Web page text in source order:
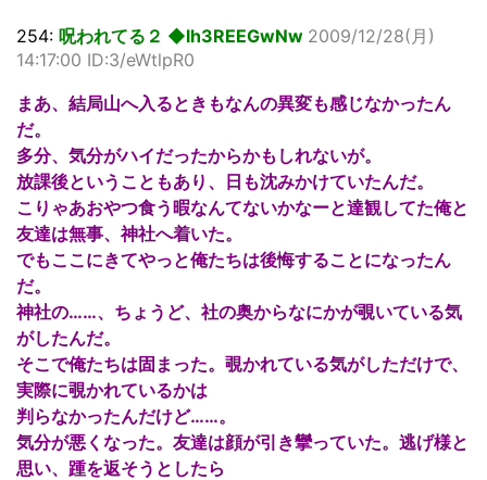
254: 呪われてる２ ◆lh3REEGwNw 2009/12/28(月)
14:17:00 ID:3/eWtlpR0
まあ、結局山へ入るときもなんの異変も感じなかったん
だ。
多分、気分がハイだったからかもしれないが。
放課後ということもあり、日も沈みかけていたんだ。
こりゃあおやつ食う暇なんてないかなーと達観してた俺と
友達は無事、神社へ着いた。
でもここにきてやっと俺たちは後悔することになったん
だ。
神社の……、ちょうど、社の奥からなにかが覗いている気
がしたんだ。
そこで俺たちは固まった。覗かれている気がしただけで、
実際に覗かれているかは
判らなかったんだけど……。
気分が悪くなった。友達は顔が引き攣っていた。逃げ様と
思い、踵を返そうとしたら